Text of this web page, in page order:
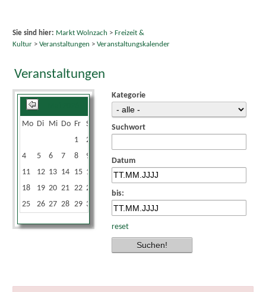
Sie sind hier: Markt Wolnzach > Freizeit &
Kultur> Veranstaltungen > Veranstaltungskalender
Veranstaltungen
Mo Di Mi Do Fr Sa
1
2
4
5 6 7 8 9
11
12 13 14 15 16
18
19 20 21 22 23
25
26 27 28 29 30
Kategorie
Suchwort
Datum
bis:
reset